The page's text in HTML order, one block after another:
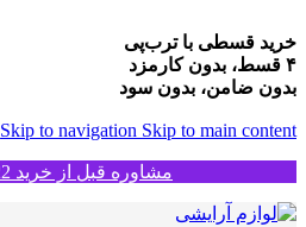
خرید قسطی با ترب‌پی
۴ قسط، بدون کارمزد
بدون ضامن، بدون سود
Skip to navigation Skip to main content
مشاوره قبل از خرید 09026820222